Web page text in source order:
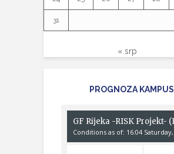
31
« srp
PROGNOZA KAMPUS